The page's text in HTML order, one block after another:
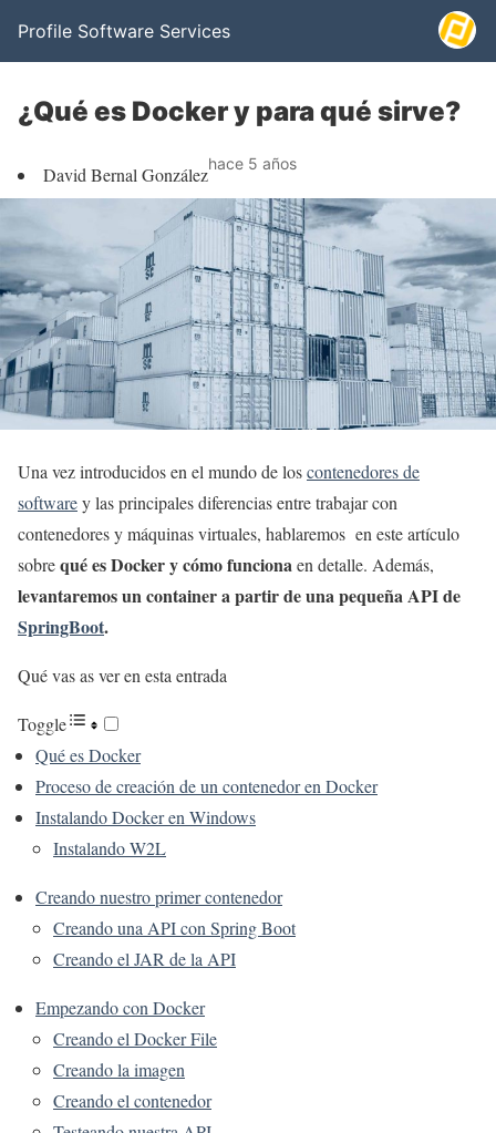
Profile Software Services
¿Qué es Docker y para qué sirve?
David Bernal Gonzálezhace 5 años
Una vez introducidos en el mundo de loscontenedores de
softwarey las principales diferencias entre trabajar con
contenedores y máquinas virtuales, hablaremos en este artículo
sobrequé es Docker y cómo funcionaen detalle. Además,
levantaremos un container a partir de una pequeña API de
SpringBoot.
Qué vas as ver en esta entrada
Toggle
Qué es Docker
Proceso de creación de un contenedor en Docker
Instalando Docker en Windows
Instalando W2L
Creando nuestro primer contenedor
Creando una API con Spring Boot
Creando el JAR de la API
Empezando con Docker
Creando el Docker File
Creando la imagen
Creando el contenedor